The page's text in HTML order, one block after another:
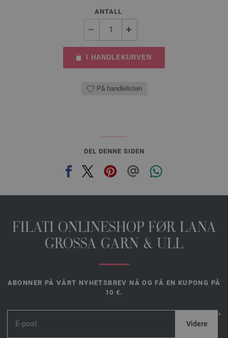
ANTALL
I HANDLEKURVEN
På handlelisten
DEL DENNE SIDEN
FILATI ONLINESHOP FØR LANA
GROSSA GARN & ULL
ABONNER PÅ VÅRT NYHETSBREV NÅ OG FÅ EN KUPONG PÅ
10 €.
*